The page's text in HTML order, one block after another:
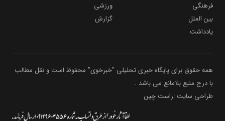
فرهنگی
ورزشی
بین الملل
گزارش
یادداشت
همه حقوق برای پایگاه خبری تحلیلی "خبرخوی" محفوظ است و نقل مطالب
با درج منبع بلامانع می باشد .
طراحی سایت :راست چین